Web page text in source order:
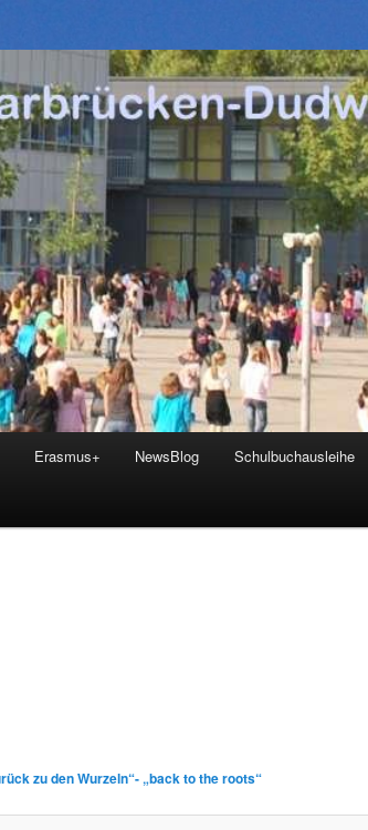
Erasmus+ NewsBlog Schulbuchausleihe
zu den Wurzeln“- „back to the roots“